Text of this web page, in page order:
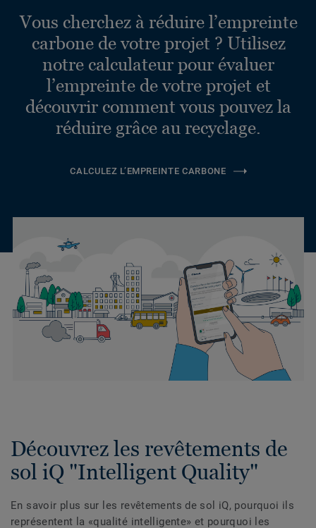
Vous cherchez à réduire l’empreinte
carbone de votre projet ? Utilisez
notre calculateur pour évaluer
l’empreinte de votre projet et
découvrir comment vous pouvez la
réduire grâce au recyclage.
CALCULEZ L’EMPREINTE CARBONE
Découvrez les revêtements de
sol iQ "Intelligent Quality"
En savoir plus sur les revêtements de sol iQ, pourquoi ils
représentent la «qualité intelligente» et pourquoi les